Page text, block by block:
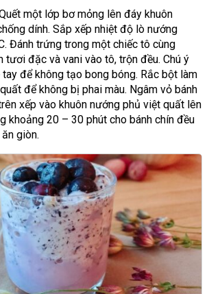
một lớp bơ mỏng lên đáy khuôn
dính. Sắp xếp nhiệt độ lò nướng
Đánh trứng trong một chiếc tô cùng
tươi đặc và vani vào tô, trộn đều. Chú ý
tay để không tạo bong bóng. Rắc bột làm
để không bị phai màu. Ngâm vỏ bánh
xếp vào khuôn nướng phủ việt quất lên
khoảng 20 – 30 phút cho bánh chín đều
giòn.